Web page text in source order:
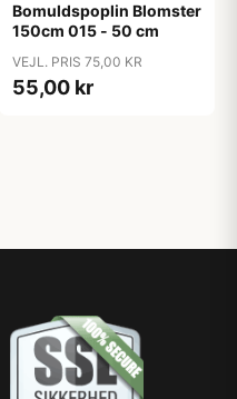
Bomuldspoplin Blomster
150cm 015 - 50 cm
VEJL. PRIS 75,00 KR
55,00 kr